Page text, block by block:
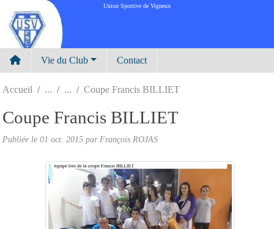
Union Sportive de Vigneux
Vie du Club Contact
Accueil Coupe Francis BILLIET
Coupe Francis BILLIET
Publiée le 01 oct. 2015 par François ROJAS
Panneau de gestion des cookies